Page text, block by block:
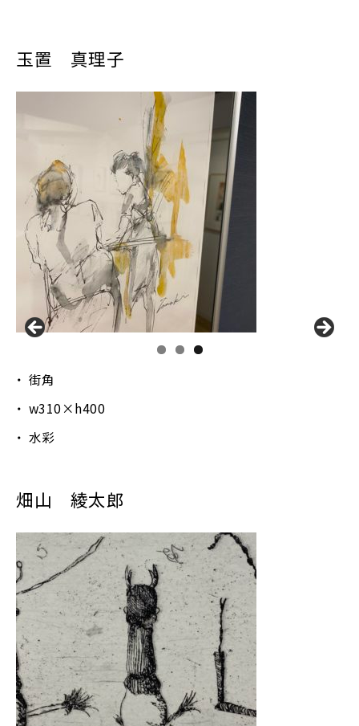
玉置 真理子
街角
w310×h400
水彩
畑山 綾太郎